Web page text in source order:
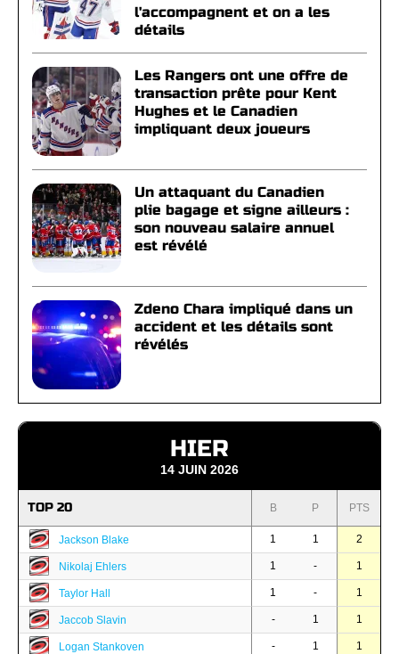
l'accompagnent et on a les
détails
Les Rangers ont une offre de
transaction prête pour Kent
Hughes et le Canadien
impliquant deux joueurs
Un attaquant du Canadien
plie bagage et signe ailleurs :
son nouveau salaire annuel
est révélé
Zdeno Chara impliqué dans un
accident et les détails sont
révélés
HIER
14 JUIN 2026
TOP 20 B P PTS
Jackson Blake 1 1 2
Nikolaj Ehlers 1 - 1
Taylor Hall 1 - 1
Jaccob Slavin - 1 1
Logan Stankoven - 1 1